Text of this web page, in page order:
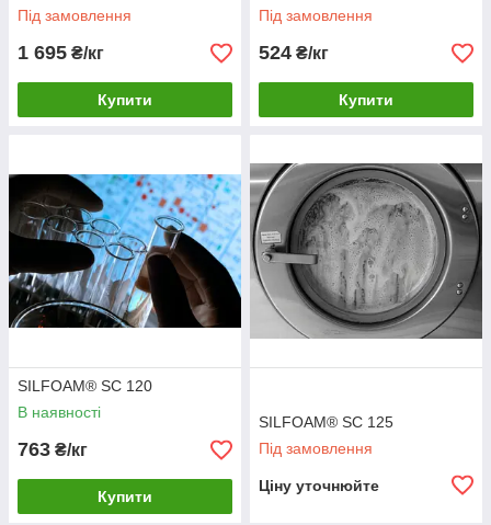
Під замовлення
1 695 ₴/кг
Купити
Під замовлення
524 ₴/кг
Купити
SILFOAM® SC 120
В наявності
763 ₴/кг
Купити
SILFOAM® SC 125
Під замовлення
Ціну уточнюйте